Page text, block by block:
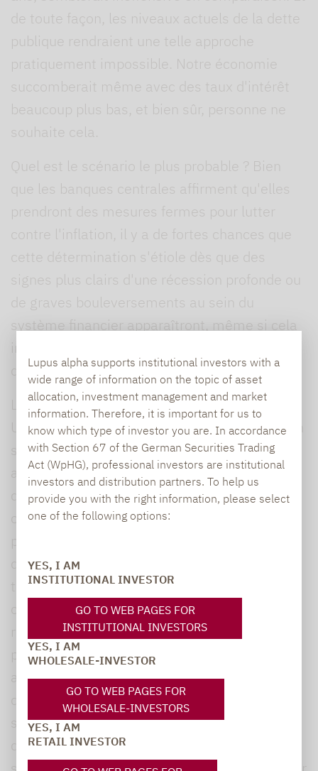
Lupus alpha supports institutional investors with a
wide range of information on the topic of asset
allocation, investment management and market
information. Therefore, it is important for us to
know which type of investor you are. In accordance
with Section 67 of the German Securities Trading
Act (WpHG), professional investors are institutional
investors and distribution partners. To help us
provide you with the right information, please select
one of the following options:
YES, I AM
INSTITUTIONAL INVESTOR
GO TO WEB PAGES FOR
INSTITUTIONAL INVESTORS
YES, I AM
WHOLESALE-INVESTOR
GO TO WEB PAGES FOR
WHOLESALE-INVESTORS
YES, I AM
RETAIL INVESTOR
de toute façon, les niveaux actuels de la dette
publique rendraient une telle approche
pratiquement impossible. Notre économie
succomberait même avec des taux d'intérêt
beaucoup plus bas, et bien sûr, personne ne
souhaite cela.
Quel est le scénario le plus probable ? Bien
que les banques centrales affirment qu'elles
prendront des mesures fermes pour lutter
contre l'inflation, il y a de fortes chances que
cette détermination s'étiole dès que des
signes plus clairs d'une récession profonde ou
de graves bouleversements au sein du
système financier apparaîtront, même si cela
implique de composer avec un niveau
d’inflation élevé.
Les turbulences économiques au Royaume-
Uni et la réaction de la Banque d'Angleterre fin
septembre ont montré à quel point les
autorités monétaires peuvent rapidement se
défaire de leurs bonnes intentions lorsque les
choses se compliquent. Mais que s'est-il
d'emprunt sur les obligations d'État à long
terme a mis les fonds de pension et les
compagnies d'assurance du Royaume-Uni à
rude épreuve. Ces turbulences ont contraint
plusieurs prestataires à liquider des positions
afin de financer les appels de marge sur
diverses stratégies de produits dérivés. La
seule alternative qui restait à la Banque
d'Angleterre pour éteindre l’incendie était de